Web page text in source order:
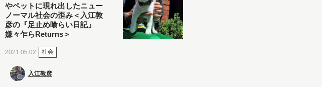
やペットに現れ出したニュー
ノーマル社会の歪み＜入江敦
彦の『足止め喰らい日記』
嫌々乍らReturns＞
2021.05.02 社会
入江敦彦